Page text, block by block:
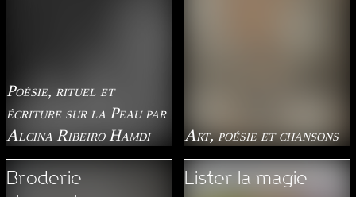
Poésie, rituel et
écriture sur la Peau par
Alcina Ribeiro Hamdi
Broderie
Art, poésie et chansons
Lister la magie